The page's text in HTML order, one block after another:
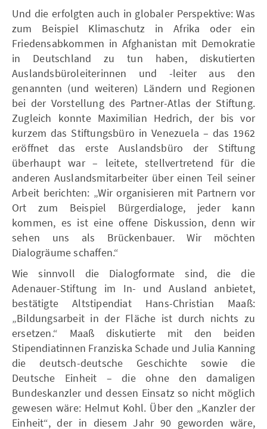
Und die erfolgten auch in globaler Perspektive: Was
zum Beispiel Klimaschutz in Afrika oder ein
Friedensabkommen in Afghanistan mit Demokratie
in Deutschland zu tun haben, diskutierten
Auslandsbüroleiterinnen und -leiter aus den
genannten (und weiteren) Ländern und Regionen
bei der Vorstellung des Partner-Atlas der Stiftung.
Zugleich konnte Maximilian Hedrich, der bis vor
kurzem das Stiftungsbüro in Venezuela – das 1962
eröffnet das erste Auslandsbüro der Stiftung
überhaupt war – leitete, stellvertretend für die
anderen Auslandsmitarbeiter über einen Teil seiner
Arbeit berichten: „Wir organisieren mit Partnern vor
Ort zum Beispiel Bürgerdialoge, jeder kann
kommen, es ist eine offene Diskussion, denn wir
sehen uns als Brückenbauer. Wir möchten
Dialogräume schaffen.“
Wie sinnvoll die Dialogformate sind, die die
Adenauer-Stiftung im In- und Ausland anbietet,
bestätigte Altstipendiat Hans-Christian Maaß:
„Bildungsarbeit in der Fläche ist durch nichts zu
ersetzen.“ Maaß diskutierte mit den beiden
Stipendiatinnen Franziska Schade und Julia Kanning
die deutsch-deutsche Geschichte sowie die
Deutsche Einheit – die ohne den damaligen
Bundeskanzler und dessen Einsatz so nicht möglich
gewesen wäre: Helmut Kohl. Über den „Kanzler der
Einheit“, der in diesem Jahr 90 geworden wäre,